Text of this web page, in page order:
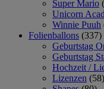
Super Mario
Unicorn
Winnie Puuh
Folienballons (337)
Geburtstag
Geburtstag
Hochzeit /
Lizenzen (58)